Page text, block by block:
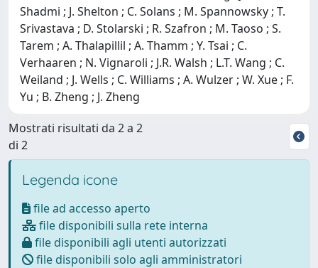
Shadmi ; J. Shelton ; C. Solans ; M. Spannowsky ; T.
Srivastava ; D. Stolarski ; R. Szafron ; M. Taoso ; S.
Tarem ; A. Thalapillil ; A. Thamm ; Y. Tsai ; C.
Verhaaren ; N. Vignaroli ; J.R. Walsh ; L.T. Wang ; C.
Weiland ; J. Wells ; C. Williams ; A. Wulzer ; W. Xue ; F.
Yu ; B. Zheng ; J. Zheng
Mostrati risultati da 2 a 2
di 2
Legenda icone
file ad accesso aperto
file disponibili sulla rete interna
file disponibili agli utenti autorizzati
file disponibili solo agli amministratori